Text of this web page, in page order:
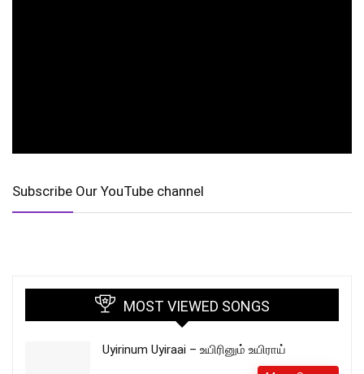
Subscribe Our YouTube channel
MOST VIEWED SONGS
Uyirinum Uyiraai – உயிரினும் உயிராய்